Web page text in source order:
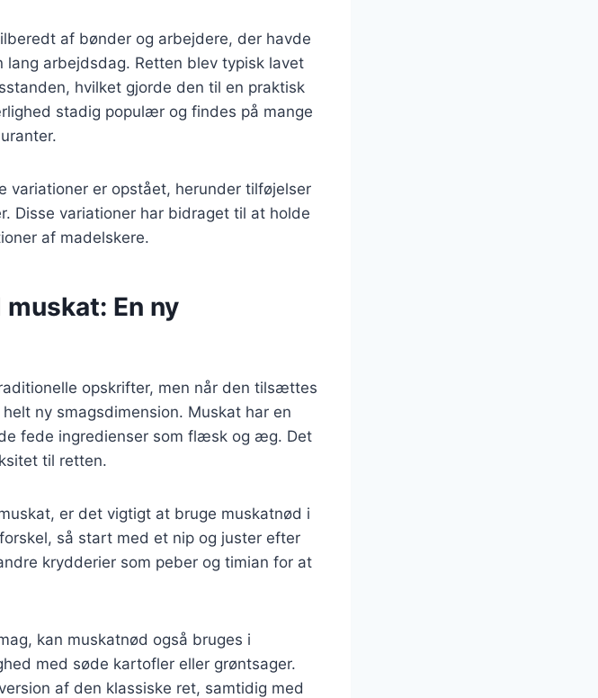
af bønder og arbejdere, der havde
arbejdsdag. Retten blev typisk lavet
hvilket gjorde den til en praktisk
stadig populær og findes på mange
variationer er opstået, herunder tilføjelser
Disse variationer har bidraget til at holde
af madelskere.
En ny
opskrifter, men når den tilsættes
ny smagsdimension. Muskat har en
fede ingredienser som flæsk og æg. Det
til retten.
er det vigtigt at bruge muskatnød i
så start med et nip og juster efter
krydderier som peber og timian for at
kan muskatnød også bruges i
med søde kartofler eller grøntsager.
af den klassiske ret, samtidig med